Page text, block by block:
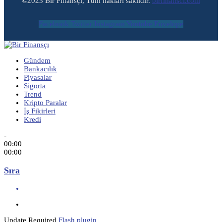
Facebook Twitter Instagram Youtube Envelope
Gündem
Bankacılık
Piyasalar
Sigorta
Trend
Kripto Paralar
İş Fikirleri
Kredi
-
00:00
00:00
Sıra
Update Required Flash plugin